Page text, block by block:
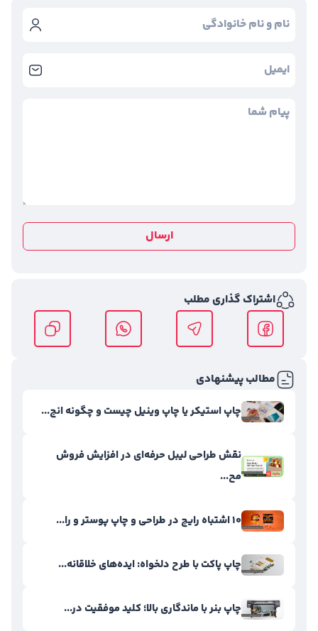
ارسال
اشتراک گذاری مطلب
مطالب پیشنهادی
چاپ استیکر یا چاپ وینیل چیست و چگونه انج...
نقش طراحی لیبل حرفه‌ای در افزایش فروش
مح...
۱۰ اشتباه رایج در طراحی و چاپ پوستر و را...
چاپ پاکت با طرح دلخواه: ایده‌های خلاقانه...
چاپ بنر با ماندگاری بالا؛ کلید موفقیت در...